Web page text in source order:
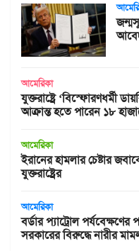
আমেরিকা
যুক্তরাষ্ট্রে ‘বিস্ফোরণধর্মী
আক্রান্ত হতে পারেন ১৮
আমেরিকা
ইরানের হামলার চেষ্টার
যুক্তরাষ্ট্রের
আমেরিকা
বর্ডার প্যাট্রোল পর্যবেক্ষণের
সরকারের বিরুদ্ধে নারীর